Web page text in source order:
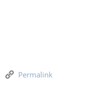
Permalink